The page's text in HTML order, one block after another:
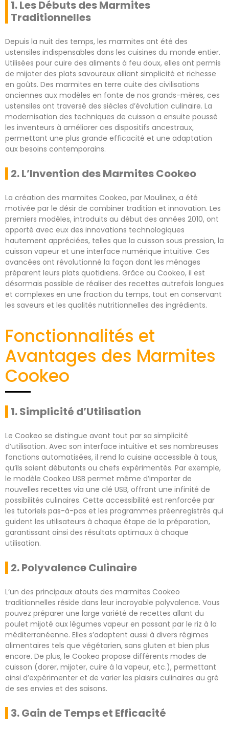
1. Les Débuts des Marmites
Traditionnelles
Depuis la nuit des temps, les marmites ont été des
ustensiles indispensables dans les cuisines du monde entier.
Utilisées pour cuire des aliments à feu doux, elles ont permis
de mijoter des plats savoureux alliant simplicité et richesse
en goûts. Des marmites en terre cuite des civilisations
anciennes aux modèles en fonte de nos grands-mères, ces
ustensiles ont traversé des siècles d’évolution culinaire. La
modernisation des techniques de cuisson a ensuite poussé
les inventeurs à améliorer ces dispositifs ancestraux,
permettant une plus grande efficacité et une adaptation
aux besoins contemporains.
2. L’Invention des Marmites Cookeo
La création des marmites Cookeo, par Moulinex, a été
motivée par le désir de combiner tradition et innovation. Les
premiers modèles, introduits au début des années 2010, ont
apporté avec eux des innovations technologiques
hautement appréciées, telles que la cuisson sous pression, la
cuisson vapeur et une interface numérique intuitive. Ces
avancées ont révolutionné la façon dont les ménages
préparent leurs plats quotidiens. Grâce au Cookeo, il est
désormais possible de réaliser des recettes autrefois longues
et complexes en une fraction du temps, tout en conservant
les saveurs et les qualités nutritionnelles des ingrédients.
Fonctionnalités et
Avantages des Marmites
Cookeo
1. Simplicité d’Utilisation
Le Cookeo se distingue avant tout par sa simplicité
d’utilisation. Avec son interface intuitive et ses nombreuses
fonctions automatisées, il rend la cuisine accessible à tous,
qu’ils soient débutants ou chefs expérimentés. Par exemple,
le modèle Cookeo USB permet même d’importer de
nouvelles recettes via une clé USB, offrant une infinité de
possibilités culinaires. Cette accessibilité est renforcée par
les tutoriels pas-à-pas et les programmes préenregistrés qui
guident les utilisateurs à chaque étape de la préparation,
garantissant ainsi des résultats optimaux à chaque
utilisation.
2. Polyvalence Culinaire
L’un des principaux atouts des marmites Cookeo
traditionnelles réside dans leur incroyable polyvalence. Vous
pouvez préparer une large variété de recettes allant du
poulet mijoté aux légumes vapeur en passant par le riz à la
méditerranéenne. Elles s’adaptent aussi à divers régimes
alimentaires tels que végétarien, sans gluten et bien plus
encore. De plus, le Cookeo propose différents modes de
cuisson (dorer, mijoter, cuire à la vapeur, etc.), permettant
ainsi d’expérimenter et de varier les plaisirs culinaires au gré
de ses envies et des saisons.
3. Gain de Temps et Efficacité